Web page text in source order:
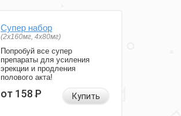
Супер набор
(2х160мг, 4х80мг)
Попробуй все супер
препараты для усиления
эрекции и продления
полового акта!
от 158Р Купить